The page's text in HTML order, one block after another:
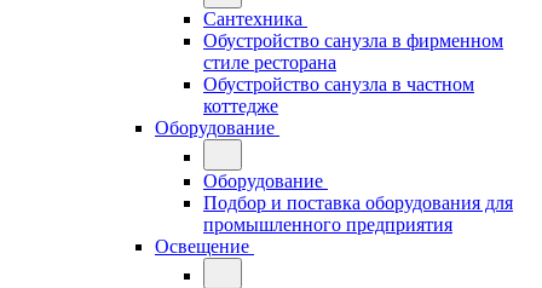
Сантехника
Обустройство санузла в фирменном
стиле ресторана
Обустройство санузла в частном
коттедже
Оборудование
Оборудование
Подбор и поставка оборудования для
промышленного предприятия
Освещение